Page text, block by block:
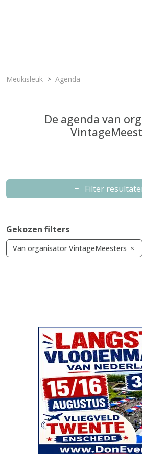
Meukisleuk Agenda
De agenda van
Filter
Gekozen filters
Van organisator VintageMeesters